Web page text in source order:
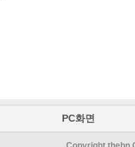
PC화면